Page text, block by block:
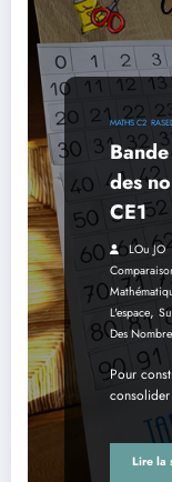
MATHS C2
des
CE1
LOu JO
L'espace,
Des
Pour
Lire la